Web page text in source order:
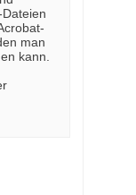
man
kann.